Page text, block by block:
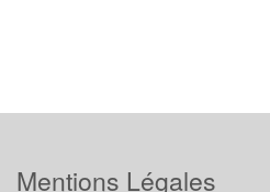
Mentions Légales